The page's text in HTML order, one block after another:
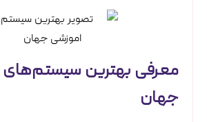
معرفی بهترین سیستم‌های
جهان